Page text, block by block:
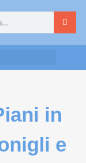
in
e